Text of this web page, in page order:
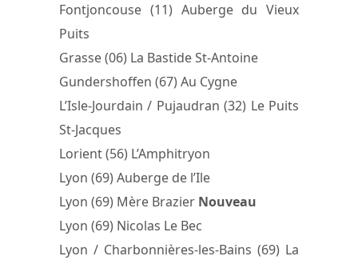
Fontjoncouse (11) Auberge du Vieux
Puits
Grasse (06) La Bastide St-Antoine
Gundershoffen (67) Au Cygne
L’Isle-Jourdain / Pujaudran (32) Le Puits
St-Jacques
Lorient (56) L’Amphitryon
Lyon (69) Auberge de l’Ile
Lyon (69) Mère Brazier Nouveau
Lyon (69) Nicolas Le Bec
Lyon / Charbonnières-les-Bains (69) La